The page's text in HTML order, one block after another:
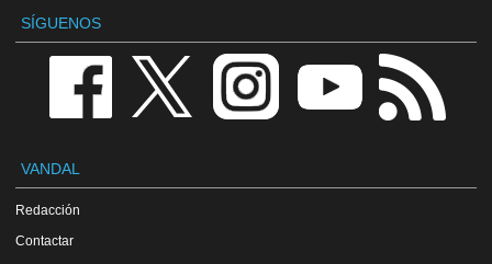
SÍGUENOS
VANDAL
Redacción
Contactar